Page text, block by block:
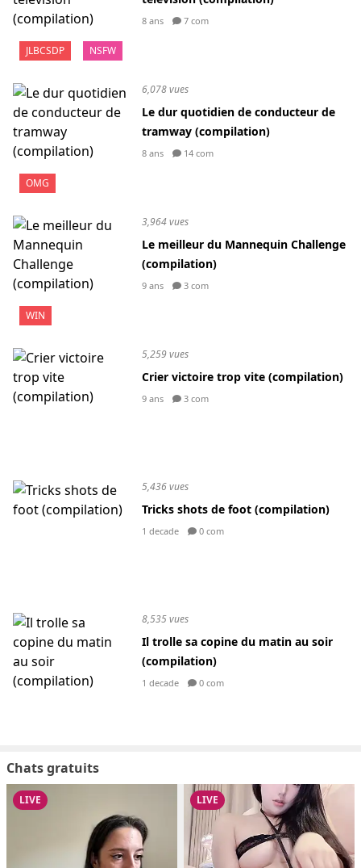
JLBCSDP NSFW
8 ans 7 com
OMG
6,078 vues
Le dur quotidien de conducteur de
tramway (compilation)
8 ans 14 com
WIN
3,964 vues
Le meilleur du Mannequin Challenge
(compilation)
9 ans 3 com
5,259 vues
Crier victoire trop vite (compilation)
9 ans 3 com
5,436 vues
Tricks shots de foot (compilation)
1 decade 0 com
8,535 vues
Il trolle sa copine du matin au soir
(compilation)
1 decade 0 com
Chats gratuits